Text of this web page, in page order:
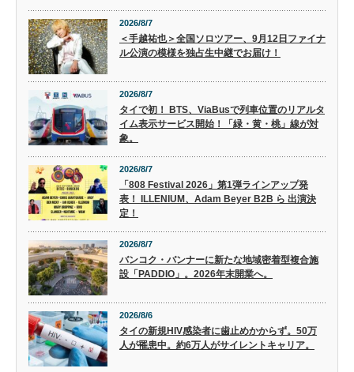
2026/8/7
＜手越祐也＞全国ソロツアー、9月12日ファイナ
ル公演の模様を独占生中継でお届け！
2026/8/7
タイで初！ BTS、ViaBusで列車位置のリアルタ
イム表示サービス開始！「緑・黄・桃」線が対
象。
2026/8/7
「808 Festival 2026」第1弾ラインアップ発
表！ ILLENIUM、Adam Beyer B2B ら 出演決
定！
2026/8/7
バンコク・バンナーに新たな地域密着型複合施
設「PADDIO」。2026年末開業へ。
2026/8/6
タイの新規HIV感染者に歯止めかからず。50万
人が罹患中。約6万人がサイレントキャリア。